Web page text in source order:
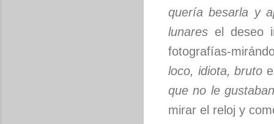
quería besarla y
lunares el deseo
fotografías-
loco, idiota, bruto
que no le
mirar el reloj y